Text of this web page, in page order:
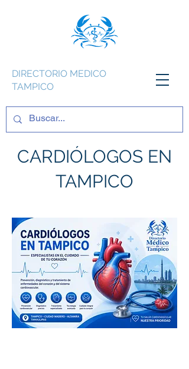
DIRECTORIO MEDICO
TAMPICO
CARDIÓLOGOS EN
TAMPICO